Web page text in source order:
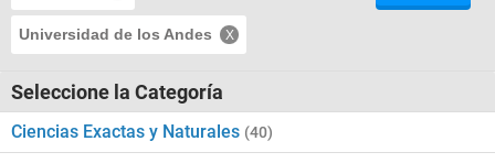
Universidad de los Andes
Seleccione la Categoría
Ciencias Exactas y Naturales (40)